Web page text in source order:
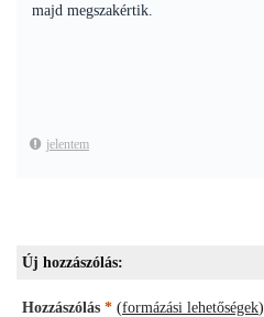
majd megszakértik.
jelentem
Új hozzászólás:
Hozzászólás * (formázási lehetőségek)